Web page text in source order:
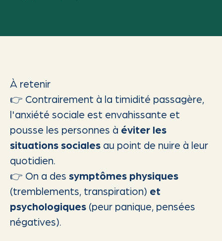
À retenir
👉 Contrairement à la timidité passagère,
l'anxiété sociale est envahissante et
pousse les personnes à éviter les
situations sociales au point de nuire à leur
quotidien.
👉 On a des symptômes physiques
(tremblements, transpiration) et
psychologiques (peur panique, pensées
négatives).